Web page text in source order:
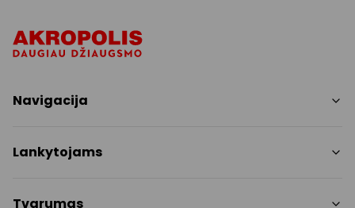
Navigacija
Paslaugos
Lankytojams
Tvarumas